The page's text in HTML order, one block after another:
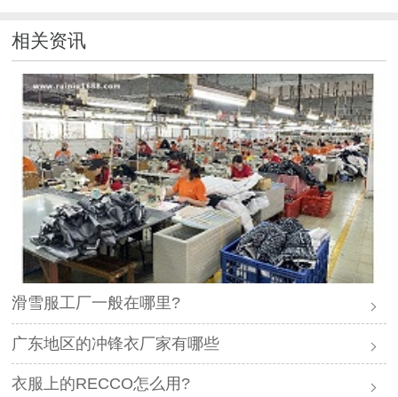
相关资讯
滑雪服工厂一般在哪里?
广东地区的冲锋衣厂家有哪些
衣服上的RECCO怎么用?